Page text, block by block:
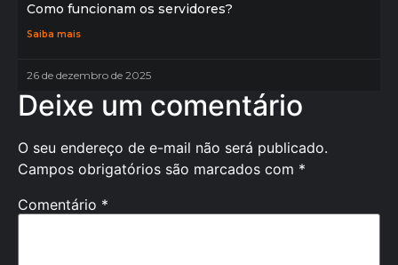
Como funcionam os servidores?
Saiba mais
26 de dezembro de 2025
Deixe um comentário
O seu endereço de e-mail não será publicado.
Campos obrigatórios são marcados com *
Comentário *